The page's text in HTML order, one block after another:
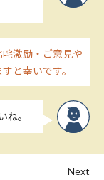
激励・ご意見や
と幸いです。
。
Next